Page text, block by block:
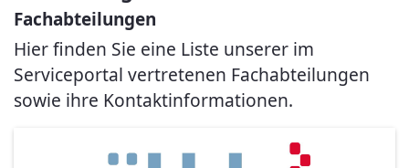
Fachabteilungen
Hier finden Sie eine Liste unserer im
Serviceportal vertretenen Fachabteilungen
sowie ihre Kontaktinformationen.